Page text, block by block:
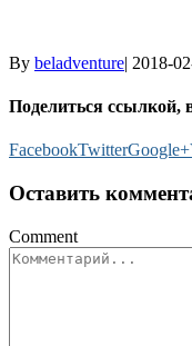
By beladventure| 2018-
Поделиться ссылкой,
FacebookTwitterGoogle+
Оставить
Comment